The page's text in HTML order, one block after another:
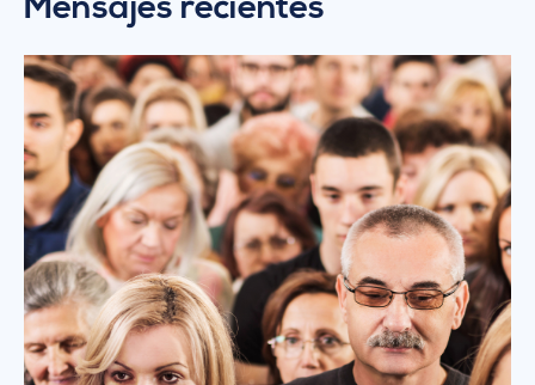
Mensajes recientes